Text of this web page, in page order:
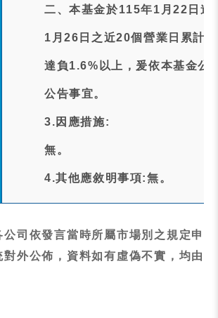
二、本基金於115年1月22日進
1月26日之近20個營業日累
達負1.6%以上，爰依本基金公
公告事宜。
3.因應措施:
無。
4.其他應敘明事項:無。
公司依發言當時所屬市場別之規定申
外公佈，資料如有虛偽不實，均由